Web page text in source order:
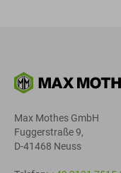
Max Mothes GmbH
Fuggerstraße 9,
D-41468 Neuss